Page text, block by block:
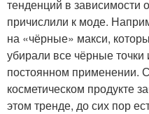
тенденций в зависимости
причислили к моде.
на «чёрные» макси,
убирали все чёрные
постоянном применении.
косметическом продукте
этом тренде, до сих пор